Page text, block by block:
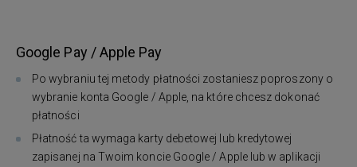
Google Pay / Apple Pay
Po wybraniu tej metody płatności zostaniesz poproszony o
wybranie konta Google / Apple, na które chcesz dokonać
płatności
Płatność ta wymaga karty debetowej lub kredytowej
zapisanej na Twoim koncie Google / Apple lub w aplikacji